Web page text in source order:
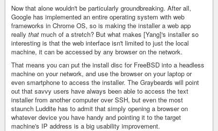
Now that alone wouldn't be particularly groundbreaking. After all,
Google has implemented an entire operating system with web
frameworks in Chrome OS, so is making the installer a web app
really that much of a stretch? But what makes [Yang]'s installer so
interesting is that the web interface isn't limited to just the local
machine, it can be accessed by any browser on the network.
That means you can put the install disc for FreeBSD into a headless
machine on your network, and use the browser on your laptop or
even smartphone to access the installer. The Graybeards will point
out that savvy users have always been able to access the text
installer from another computer over SSH, but even the most
staunch Luddite has to admit that simply opening a browser on
whatever device you have handy and pointing it to the target
machine's IP address is a big usability improvement.